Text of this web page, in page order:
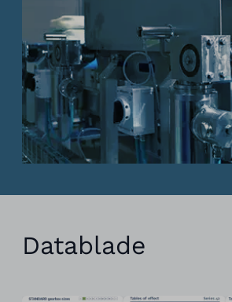
Datablade